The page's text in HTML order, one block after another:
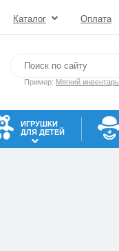
Каталог Оплата
Пример: Мягкий инвентарь
ИГРУШКИ
ДЛЯ ДЕТЕЙ